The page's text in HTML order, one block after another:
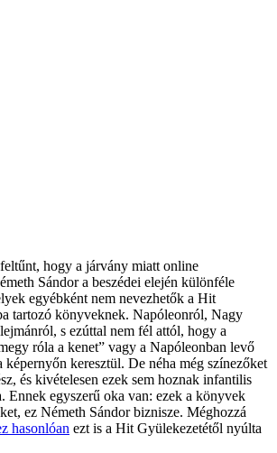
hogy a járvány miatt online
Sándor a beszédei elején különféle
egyébként nem nevezhetők a Hit
tartozó könyveknek. Napóleonról, Nagy
s ezúttal nem fél attól, hogy a
róla a kenet” vagy a Napóleonban levő
képernyőn keresztül. De néha még színezőket
és kivételesen ezek sem hoznak infantilis
Ennek egyszerű oka van: ezek a könyvek
ez Németh Sándor biznisze. Méghozzá
hasonlóan ezt is a Hit Gyülekezetétől nyúlta